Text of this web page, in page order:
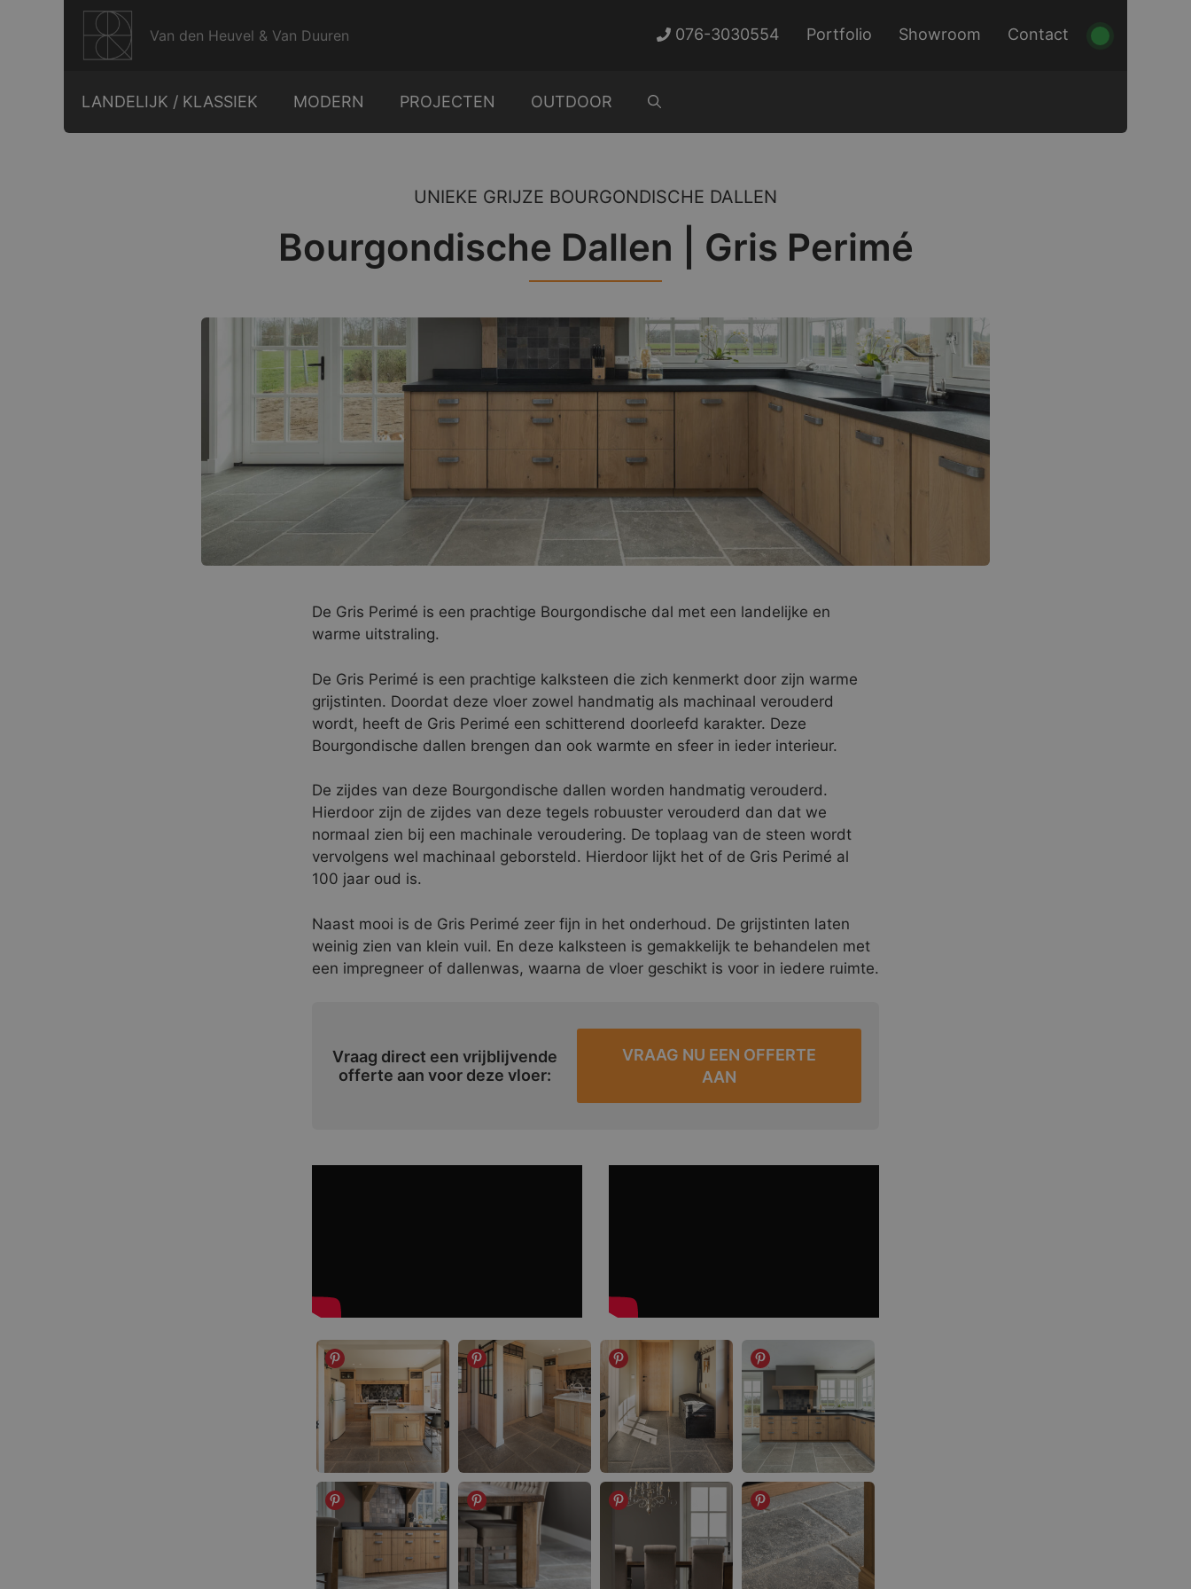
Van den Heuvel & Van Duuren 076-3030554 Portfolio Showroom Contact
LANDELIJK / KLASSIEK MODERN PROJECTEN OUTDOOR
UNIEKE GRIJZE BOURGONDISCHE DALLEN
Bourgondische Dallen | Gris Perimé
De Gris Perimé is een prachtige Bourgondische dal met een landelijke en
warme uitstraling.
De Gris Perimé is een prachtige kalksteen die zich kenmerkt door zijn warme
grijstinten. Doordat deze vloer zowel handmatig als machinaal verouderd
wordt, heeft de Gris Perimé een schitterend doorleefd karakter. Deze
Bourgondische dallen brengen dan ook warmte en sfeer in ieder interieur.
De zijdes van deze Bourgondische dallen worden handmatig verouderd.
Hierdoor zijn de zijdes van deze tegels robuuster verouderd dan dat we
normaal zien bij een machinale veroudering. De toplaag van de steen wordt
vervolgens wel machinaal geborsteld. Hierdoor lijkt het of de Gris Perimé al
100 jaar oud is.
Naast mooi is de Gris Perimé zeer fijn in het onderhoud. De grijstinten laten
weinig zien van klein vuil. En deze kalksteen is gemakkelijk te behandelen met
een impregneer of dallenwas, waarna de vloer geschikt is voor in iedere ruimte.
Vraag direct een vrijblijvende
offerte aan voor deze vloer:
VRAAG NU EEN OFFERTE
AAN